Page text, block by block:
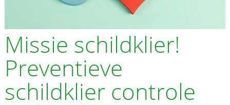
Missie schildklier!
Preventieve
schildklier controle